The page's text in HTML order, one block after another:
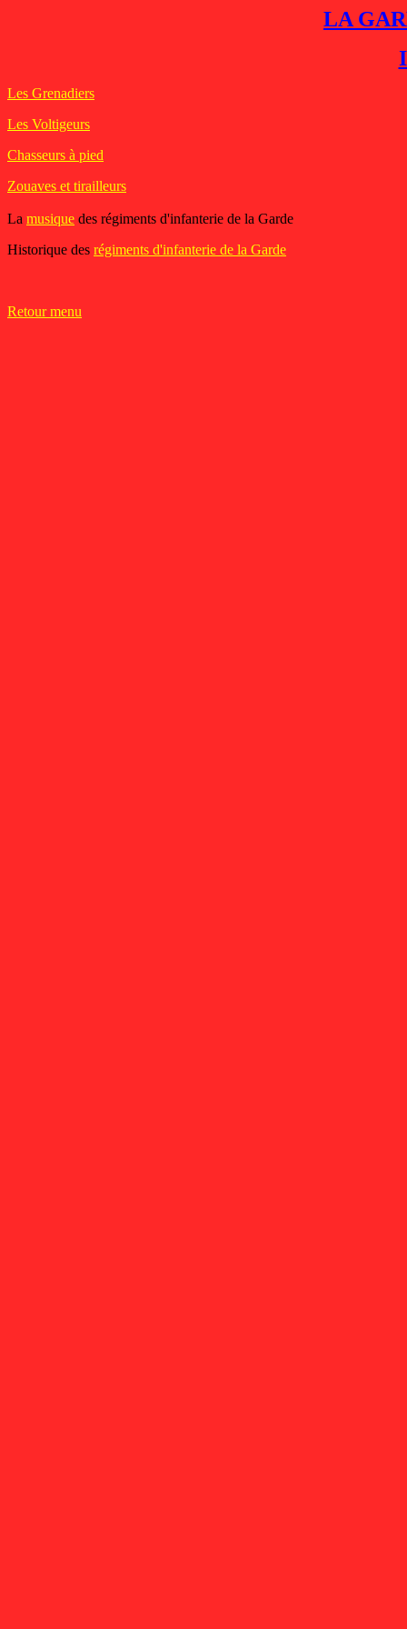
LA
Les Grenadiers
Les Voltigeurs
Chasseurs à pied
Zouaves et tirailleurs
La musique des régiments d'infanterie de la Garde
Historique des régiments d'infanterie de la Garde
Retour menu